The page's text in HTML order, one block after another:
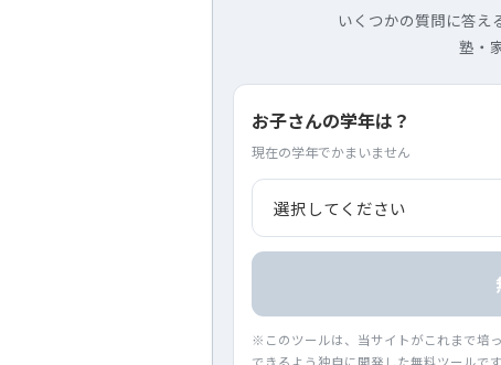
いくつかの質問に答え
塾・
お子さんの学年は？
現在の学年でかまいません
※このツールは、当サイトがこれまで培